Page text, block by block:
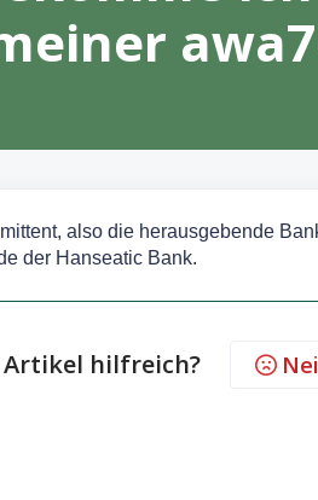
also die herausgebende
der Hanseatic Bank.
Artikel hilfreich?